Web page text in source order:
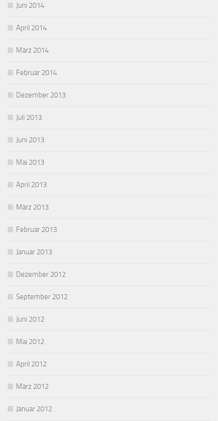
Juni 2014
April 2014
März 2014
Februar 2014
Dezember 2013
Juli 2013
Juni 2013
Mai 2013
April 2013
März 2013
Februar 2013
Januar 2013
Dezember 2012
September 2012
Juni 2012
Mai 2012
April 2012
März 2012
Januar 2012